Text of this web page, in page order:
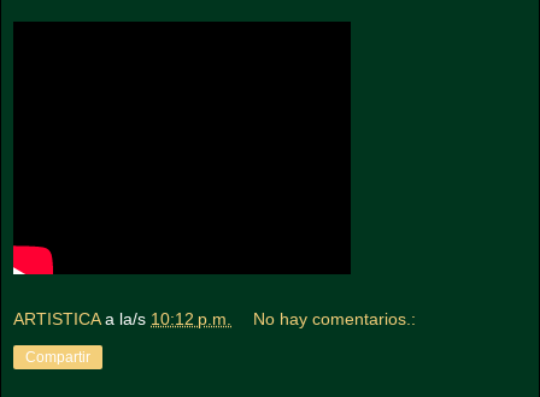
ARTISTICA a la/s 10:12 p.m. No hay comentarios.:
Compartir